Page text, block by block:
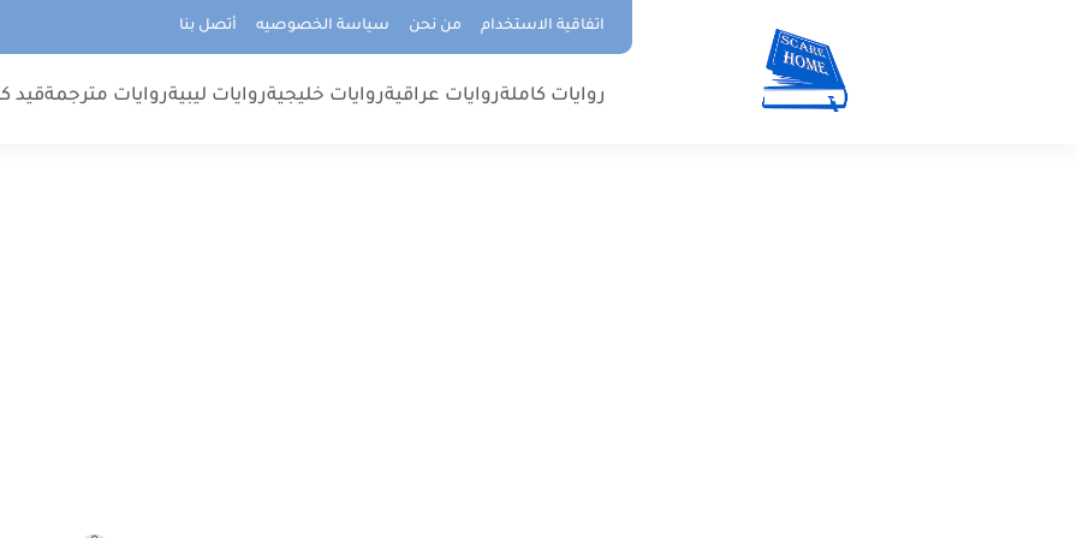
اتفاقية الاستخدام من نحن سياسة الخصوصيه أتصل بنا
روايات كاملةروايات عراقيةروايات خليجيةروايات ليبيةروايات مترجمةقيد